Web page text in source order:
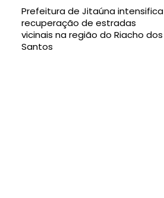
Prefeitura de Jitaúna intensifica
recuperação de estradas
vicinais na região do Riacho dos
Santos